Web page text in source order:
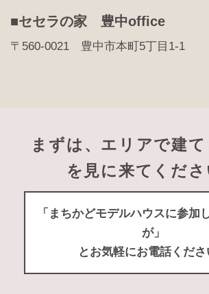
■セセラの家 豊中office
〒560-0021 豊中市本町5丁目1-1
まずは、エリアで建
を見に来てくださ
「まちかどモデルハウスに参加
が」
とお気軽にお電話くださ